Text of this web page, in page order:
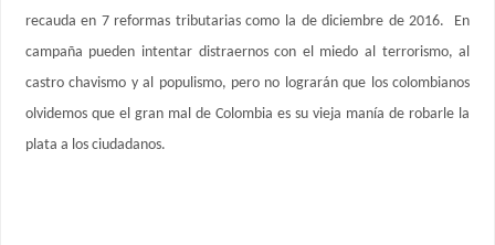
recauda en 7 reformas tributarias como la de diciembre de 2016. En
campaña pueden intentar distraernos con el miedo al terrorismo, al
castro chavismo y al populismo, pero no lograrán que los colombianos
olvidemos que el gran mal de Colombia es su vieja manía de robarle la
plata a los ciudadanos.